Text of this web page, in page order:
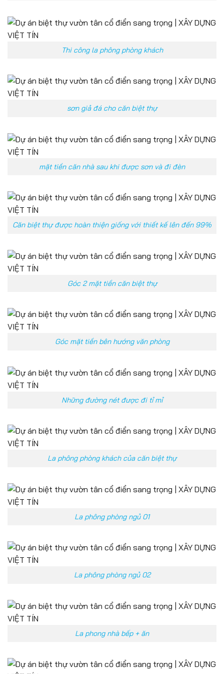
Thi công la phông phòng khách
sơn giả đá cho căn biệt thự
mặt tiền căn nhà sau khi được sơn và đi đèn
Căn biệt thự được hoàn thiện giống với thiết kế lên đến 99%
Góc 2 mặt tiền căn biệt thự
Góc mặt tiền bên hướng văn phòng
Những đường nét được đi tỉ mỉ
La phông phòng khách của căn biệt thự
La phông phòng ngủ 01
La phông phòng ngủ 02
La phong nhà bếp + ăn